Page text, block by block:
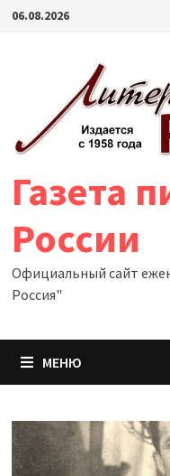
Перейти
06.08.2026
Газета
России
Официальный сайт
Россия"
МЕНЮ